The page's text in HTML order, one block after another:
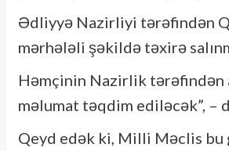
Ədliyyə Nazirliyi tərəfindən
mərhələli şəkildə təxirə
Həmçinin Nazirlik tərəfindən
məlumat təqdim ediləcək”,
Qeyd edək ki, Milli Məclis bu